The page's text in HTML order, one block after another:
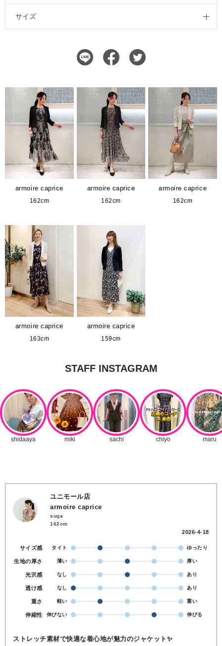
サイズ
armoire caprice
162cm
armoire caprice
162cm
armoire caprice
162cm
armoire caprice
163cm
armoire caprice
159cm
ユニモール店
armoire caprice
suga
162cm
2026-4-18
サイズ感 タイト ゆったり
生地の厚さ 薄い 厚い
光沢感 なし あり
透け感 なし あり
重さ 軽い 重い
伸縮性 伸びない 伸びる
ストレッチ素材で快適な着心地が魅力のジャケット✨️